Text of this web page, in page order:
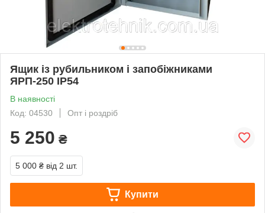
Ящик із рубильником і запобіжниками
ЯРП-250 IP54
В наявності
Код: 04530
Опт і роздріб
5 250 ₴
5 000 ₴ від 2 шт.
Купити